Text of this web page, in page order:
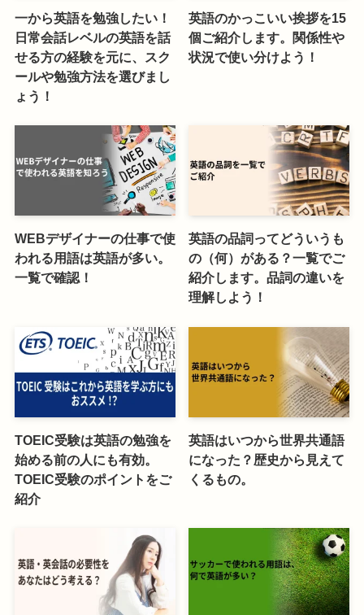
一から英語を勉強したい！
日常会話レベルの英語を話
せる方の経験を元に、スク
ールや勉強方法を選びまし
ょう！
英語のかっこいい挨拶を15
個ご紹介します。関係性や
状況で使い分けよう！
WEBデザイナーの仕事で使
われる用語は英語が多い。
一覧で確認！
英語の品詞ってどういうも
の（何）がある？一覧でご
紹介します。品詞の違いを
理解しよう！
TOEIC受験は英語の勉強を
始める前の人にも有効。
TOEIC受験のポイントをご
紹介
英語はいつから世界共通語
になった？歴史から見えて
くるもの。